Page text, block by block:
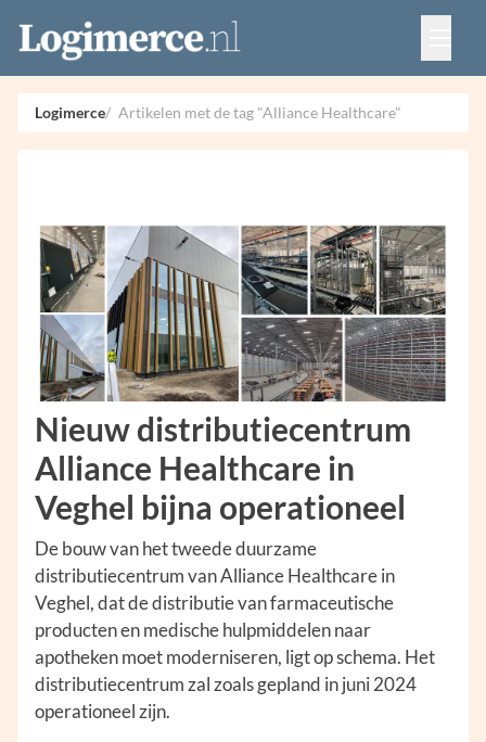
Vacatures
Events
Adverteren
Partners
Logimerce Artikelen met de tag "Alliance Healthcare"
Nieuw distributiecentrum
Alliance Healthcare in
Veghel bijna operationeel
De bouw van het tweede duurzame
distributiecentrum van Alliance Healthcare in
Veghel, dat de distributie van farmaceutische
producten en medische hulpmiddelen naar
apotheken moet moderniseren, ligt op schema. Het
distributiecentrum zal zoals gepland in juni 2024
operationeel zijn.